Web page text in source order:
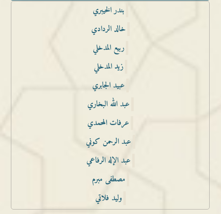
بندر الخيبري
خالد الردادي
ربيع المدخلي
زيد المدخلي
عبيد الجابري
عبد الله البخاري
عرفات المحمدي
عبد الرحمن كوني
عبد الإله الرفاعي
مصطفى مبرم
وليد فلاتي